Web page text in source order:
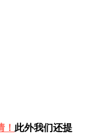
！ 此外我们还提